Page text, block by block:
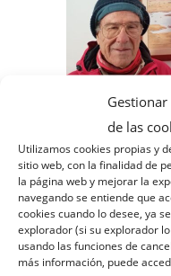
de las
Utilizamos cookies propias y
sitio web, con la finalidad de
la página web y mejorar la
navegando se entiende que
cookies cuando lo desee, ya
explorador (si su explorador
usando las funciones de
más información, puede